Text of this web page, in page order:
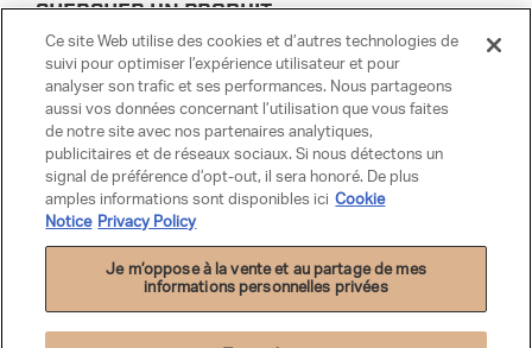
CHERCHER UN PRODUIT
À PROPOS DE NOUS
CONFIDENTIALITÉ
PARTSMATTER
Ce site Web utilise des cookies et d’autres technologies de
suivi pour optimiser l’expérience utilisateur et pour
analyser son trafic et ses performances. Nous partageons
aussi vos données concernant l’utilisation que vous faites
de notre site avec nos partenaires analytiques,
publicitaires et de réseaux sociaux. Si nous détectons un
signal de préférence d’opt-out, il sera honoré. De plus
amples informations sont disponibles ici Cookie
NoticePrivacy Policy
Je m’oppose à la vente et au partage de mes
informations personnelles privées